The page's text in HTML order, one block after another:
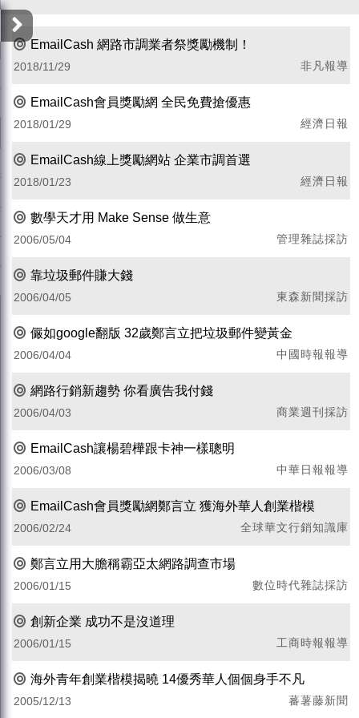
EmailCash 網路市調業者祭獎勵機制！
2018/11/29 非凡報導
EmailCash會員獎勵網 全民免費搶優惠
2018/01/29 經濟日報
EmailCash線上獎勵網站 企業市調首選
2018/01/23 經濟日報
數學天才用 Make Sense 做生意
2006/05/04 管理雜誌採訪
靠垃圾郵件賺大錢
2006/04/05 東森新聞採訪
儼如google翻版 32歲鄭言立把垃圾郵件變黃金
2006/04/04 中國時報報導
網路行銷新趨勢 你看廣告我付錢
2006/04/03 商業週刊採訪
EmailCash讓楊碧樺跟卡神一樣聰明
2006/03/08 中華日報報導
EmailCash會員獎勵網鄭言立 獲海外華人創業楷模
2006/02/24 全球華文行銷知識庫
鄭言立用大膽稱霸亞太網路調查市場
2006/01/15 數位時代雜誌採訪
創新企業 成功不是沒道理
2006/01/15 工商時報報導
海外青年創業楷模揭曉 14優秀華人個個身手不凡
2005/12/13 蕃薯藤新聞